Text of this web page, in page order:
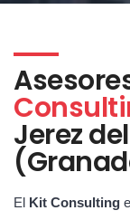
Jerez
El Kit Consulting